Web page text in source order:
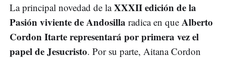
La principal novedad de laXXXII edición de la
Pasión viviente de Andosilla radica en que Alberto
Cordon Itarte representará por primera vez el
papel de Jesucristo. Por su parte, Aitana Cordon